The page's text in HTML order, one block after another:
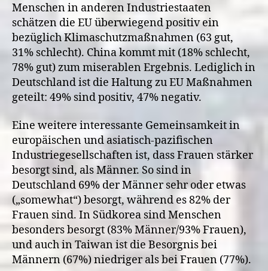
Menschen in anderen Industriestaaten
schätzen die EU überwiegend positiv ein
bezüglich Klimaschutzmaßnahmen (63 gut,
31% schlecht). China kommt mit (18% schlecht,
78% gut) zum miserablen Ergebnis. Lediglich in
Deutschland ist die Haltung zu EU Maßnahmen
geteilt: 49% sind positiv, 47% negativ.
Eine weitere interessante Gemeinsamkeit in
europäischen und asiatisch-pazifischen
Industriegesellschaften ist, dass Frauen stärker
besorgt sind, als Männer. So sind in
Deutschland 69% der Männer sehr oder etwas
(„somewhat“) besorgt, während es 82% der
Frauen sind. In Südkorea sind Menschen
besonders besorgt (83% Männer/93% Frauen),
und auch in Taiwan ist die Besorgnis bei
Männern (67%) niedriger als bei Frauen (77%).